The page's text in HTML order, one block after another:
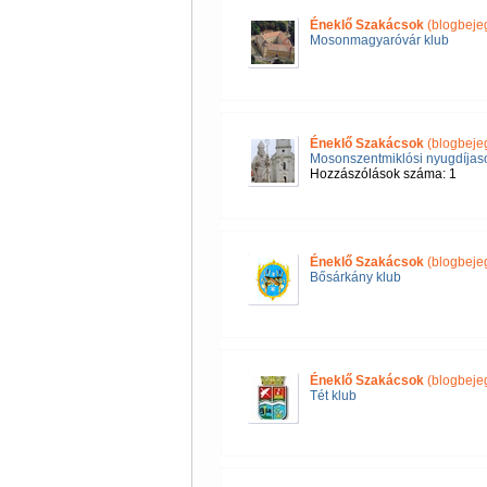
Éneklő Szakácsok
Mosonmagyaróvár klub
Éneklő Szakácsok
Mosonszentmiklósi
Hozzászólások száma: 1
Éneklő Szakácsok
Bősárkány klub
Éneklő Szakácsok
Tét klub